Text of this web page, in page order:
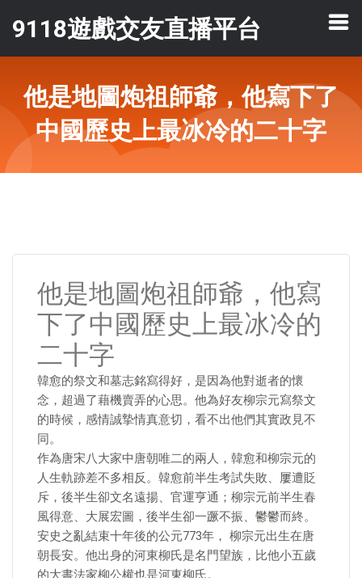
9118遊戲交友直播平台
他是地圖炮祖師爺，他寫下了
中國歷史上最冰冷的二十字
他是地圖炮祖師爺，他寫
下了中國歷史上最冰冷的
二十字
韓愈的祭文和墓志銘寫得好，是因為他對逝者的懷
念，超過了藉機賣弄的心思。他為好友柳宗元寫祭文
的時候，感情誠摯情真意切，看不出他們其實政見不
同。
作為唐宋八大家中唐朝唯二的兩人，韓愈和柳宗元的
人生軌跡差不多相反。韓愈前半生考試失敗、屢遭貶
斥，後半生卻文名遠揚、官運亨通；柳宗元前半生春
風得意、大展宏圖，後半生卻一蹶不振、鬱鬱而終。
安史之亂結束十年後的公元773年， 柳宗元出生在唐
朝長安。他出身的河東柳氏是名門望族，比他小五歲
的大書法家柳公權也是河東柳氏。